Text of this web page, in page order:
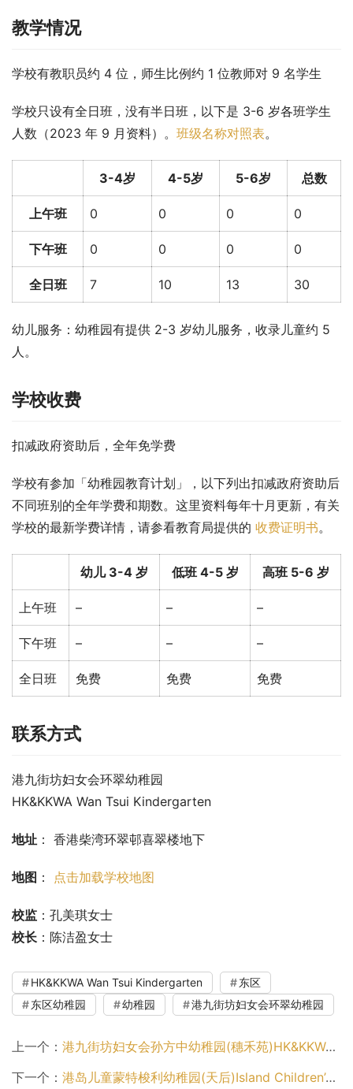
教学情况
学校有教职员约 4 位，师生比例约 1 位教师对 9 名学生
学校只设有全日班，没有半日班，以下是 3-6 岁各班学生
人数（2023 年 9 月资料）。 班级名称对照表。
3-4岁 4-5岁 5-6岁 总数
上午班 0 0 0 0
下午班 0 0 0 0
全日班 7 10 13 30
幼儿服务：幼稚园有提供 2-3 岁幼儿服务，收录儿童约 5
人。
学校收费
扣减政府资助后，全年免学费
学校有参加「幼稚园教育计划」，以下列出扣减政府资助后
不同班别的全年学费和期数。这里资料每年十月更新，有关
学校的最新学费详情，请参看教育局提供的 收费证明书。
幼儿 3-4 岁 低班 4-5 岁 高班 5-6 岁
上午班 – – –
下午班 – – –
全日班 免费 免费 免费
联系方式
港九街坊妇女会环翠幼稚园
HK&KKWA Wan Tsui Kindergarten
地址 ： 香港柴湾环翠邨喜翠楼地下
地图 ： 点击加载学校地图
校监 ：孔美琪女士
校长 ：陈洁盈女士
HK&KKWA Wan Tsui Kindergarten
东区
东区幼稚园
幼稚园 港九街坊妇女会环翠幼稚园
上一个： 港九街坊妇女会孙方中幼稚园(穗禾苑)HK&KKWA Sun Fong Chung Kindergarten (Sui Wo Court)（沙田区幼稚园）
下一个： 港岛儿童蒙特梭利幼稚园(天后)Island Children’s Montessori Kindergarten (Tin Hau)（东区幼稚园）